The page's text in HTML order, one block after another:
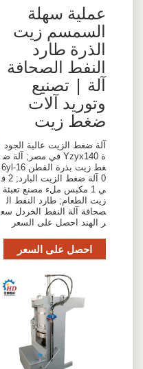
عملية سهلة
السمسم زيت
الذرة طارد
النفط الصحافة
آلة | تصنيع
وتوريد آلات
ضغط زيت
آلة ضغط الزيت عالية الجود
ة Yzyx140 في مصر; آلة ض
غط زيت بذرة القطن 6yl-16
0 آلة ضغط الزيت البارد; 2 ف
ي 1 مكبس ملء مصنع تعبئة
زيت الطعام; طارد النفط ال
صحافة آلة النفط الخردل سع
ر الهند احصل على السعر
احصل على السعر